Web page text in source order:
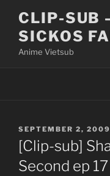
content
CLIP-SUB
SICKOS
Anime Vietsub
POSTED
ON
SEPTEMBER 2, 2009
[Clip-sub]
Second ep